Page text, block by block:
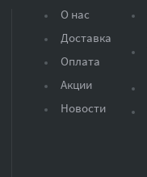
О нас
Доставка
Оплата
Акции
Новости